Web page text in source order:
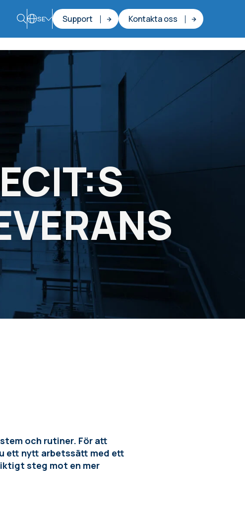
SE Support Kontakta oss
och rutiner. För att
ett nytt arbetssätt med ett
steg mot en mer